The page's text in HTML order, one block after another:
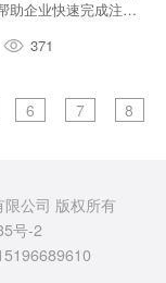
助企业快速完成注
371
6 7
8
公司 版权所有
号-2